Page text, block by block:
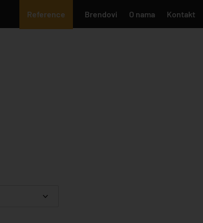
Reference Brendovi O nama Kontakt